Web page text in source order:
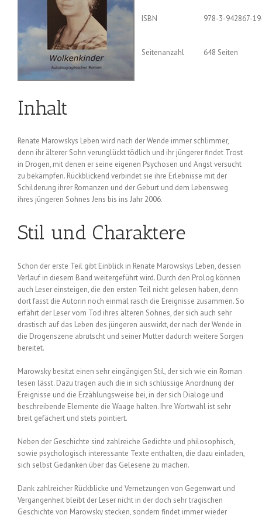
ISBN 978-3-942867-
Seitenanzahl 648 Seiten
Inhalt
Renate Marowskys Leben wird nach der Wende immer schlimmer,
denn ihr älterer Sohn verunglückt tödlich und ihr jüngerer findet Trost
in Drogen, mit denen er seine eigenen Psychosen und Angst versucht
zu bekämpfen. Rückblickend verbindet sie ihre Erlebnisse mit der
Schilderung ihrer Romanzen und der Geburt und dem Lebensweg
ihres jüngeren Sohnes Jens bis ins Jahr 2006.
Stil und Charaktere
Schon der erste Teil gibt Einblick in Renate Marowskys Leben, dessen
Verlauf in diesem Band weitergeführt wird. Durch den Prolog können
auch Leser einsteigen, die den ersten Teil nicht gelesen haben, denn
dort fasst die Autorin noch einmal rasch die Ereignisse zusammen. So
erfährt der Leser vom Tod ihres älteren Sohnes, der sich auch sehr
drastisch auf das Leben des jüngeren auswirkt, der nach der Wende in
die Drogenszene abrutscht und seiner Mutter dadurch weitere Sorgen
bereitet.
Marowsky besitzt einen sehr eingängigen Stil, der sich wie ein Roman
lesen lässt. Dazu tragen auch die in sich schlüssige Anordnung der
Ereignisse und die Erzählungsweise bei, in der sich Dialoge und
beschreibende Elemente die Waage halten. Ihre Wortwahl ist sehr
breit gefächert und stets pointiert.
Neben der Geschichte sind zahlreiche Gedichte und philosophisch,
sowie psychologisch interessante Texte enthalten, die dazu einladen,
sich selbst Gedanken über das Gelesene zu machen.
Dank zahlreicher Rückblicke und Vernetzungen von Gegenwart und
Vergangenheit bleibt der Leser nicht in der doch sehr tragischen
Geschichte von Marowsky stecken, sondern findet immer wieder